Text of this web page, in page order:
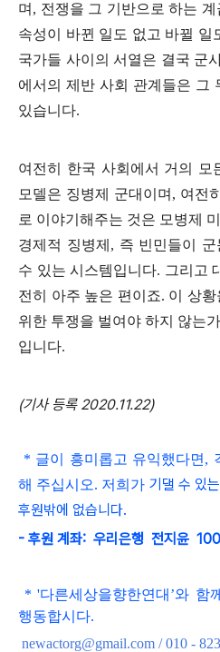
며 , 전쟁을 그 기반으로 하는
속성이 바뀐 일도 없고 바뀔 일
국가들 사이의 서열은 결국 군
에서의 제반 사회 관계들은 그
있습니다.
여전히 한국 사회에서 거의 모
모델은 징병제 군대이며 , 여전
로 이야기해주는 것은 모병제
경제적 징병제 , 즉 빈민들이
수 있는 시스템입니다. 그리고
전히 아주 높은 편이죠. 이 상황
위한 투쟁을 벌여야 하지 않는가
입니다.
(기사 등록
* 글이 흥미롭고 유익했다면,
해 주십시오. 저희가 기댈 수 있
후원밖에 없습니다.
- 후원 계좌: 우리은행 전지윤
* '다른세상을향한연대 ’와 함
행동합시다.
newactorg@gmail.com / 010 -